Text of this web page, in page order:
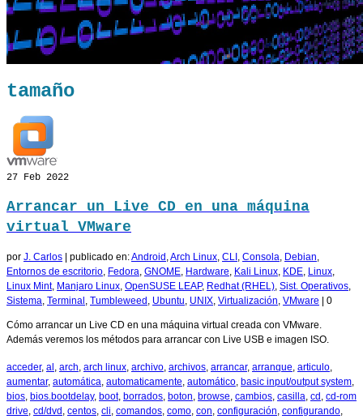
tamaño
27 Feb 2022
Arrancar un Live CD en una máquina
virtual VMware
por J. Carlos publicado en:Android ,Arch Linux, CLI , Consola, Debian,
Entornos de escritorio, Fedora, GNOME, Hardware, Kali Linux, KDE, Linux,
Linux Mint, Manjaro Linux, OpenSUSE LEAP, Redhat (RHEL), Sist. Operativos,
Sistema, Terminal , Tumbleweed , Ubuntu, UNIX, Virtualización, VMware 0
Cómo arrancar un Live CD en una máquina virtual creada con VMware.
Además veremos los métodos para arrancar con Live USB e imagen ISO.
acceder, al , arch, arch linux, archivo, archivos, arrancar, arranque, articulo,
aumentar, automática, automaticamente, automático, basic input/output system,
bios, bios.bootdelay, boot, borrados, boton, browse, cambios, casilla, cd , cd-rom
drive, cd/dvd , centos, cli, comandos, como, con, configuración, configurando,